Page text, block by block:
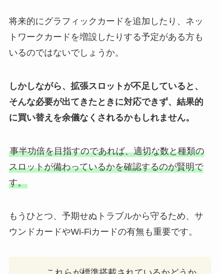
将来的にグラフィックカードを追加したり、ネッ
トワークカードを増設したりする予定がある方も
いるのではないでしょうか。
しかしながら、拡張スロットが不足していると、
そんな必要が出てきたときに対応できず、結果的
に買い替えを余儀なくされるかもしれません。
事半功倍を目指すのであれば、適切な数と種類の
スロットが備わっているかを確認するのが賢明で
す。
もうひとつ、予期せぬトラブルから守るため、サ
ウンドカードやWi-Fiカードの有無も重要です。